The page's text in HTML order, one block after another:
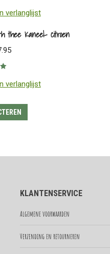
verlanglijst
thee Kaneel- citroen
Prijsklasse:
€7.95
verlanglijst
optie
worden
KLANTENSERVICE
Algemene voorwaarden
Verzending en retourneren